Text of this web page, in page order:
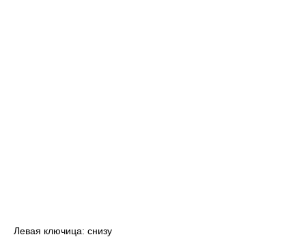
Левая ключица: снизу